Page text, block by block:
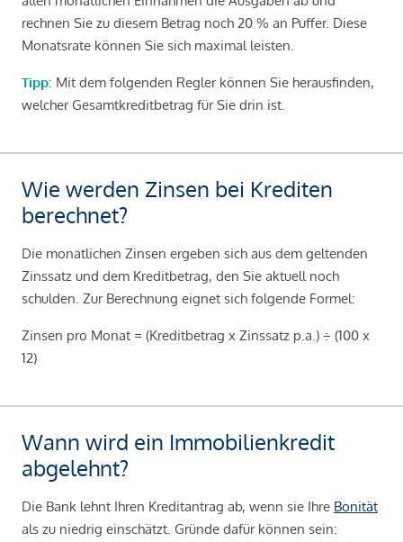
rechnen Sie zu diesem Betrag noch 20 % an Puffer. Diese
Monatsrate können Sie sich maximal leisten.
Tipp: Mit dem folgenden Regler können Sie herausfinden,
welcher Gesamtkreditbetrag für Sie drin ist.
Wie werden Zinsen bei Krediten
berechnet?
Die monatlichen Zinsen ergeben sich aus dem geltenden
Zinssatz und dem Kreditbetrag, den Sie aktuell noch
schulden. Zur Berechnung eignet sich folgende Formel:
Zinsen pro Monat = (Kreditbetrag x Zinssatz p.a.) ÷ (100 x
12)
Wann wird ein Immobilienkredit
abgelehnt?
Die Bank lehnt Ihren Kreditantrag ab, wenn sie Ihre Bonität
als zu niedrig einschätzt. Gründe dafür können sein: